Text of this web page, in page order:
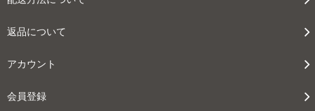
返品について
アカウント
会員登録